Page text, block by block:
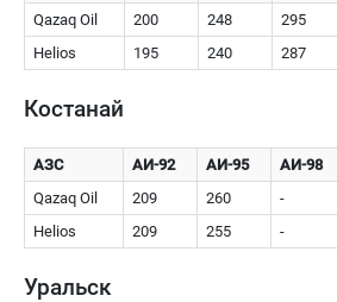
Qazaq Oil
200 248 295
Helios
195 240 287
Костанай
АЗС АИ-92 АИ-95 АИ-98
Qazaq Oil
209 260 -
Helios
209 255 -
Уральск